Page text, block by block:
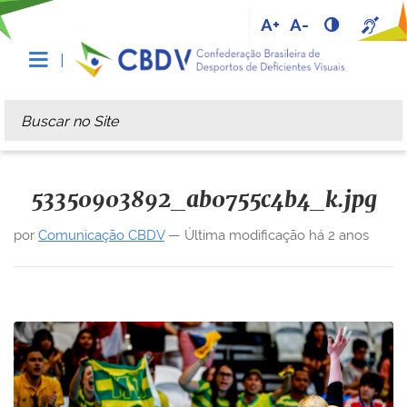
A+ A-
Busca
Busca Avançada…
53350903892_ab0755c4b4_k.jpg
por Comunicação CBDV— Última modificação há 2 anos